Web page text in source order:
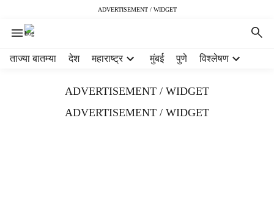
ADVERTISEMENT / WIDGET
ताज्या बातम्या देश महाराष्ट्र मुंबई पुणे विश्लेषण
ADVERTISEMENT / WIDGET
ADVERTISEMENT / WIDGET